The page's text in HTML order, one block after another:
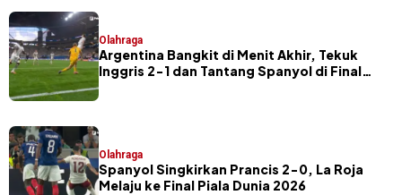
Olahraga
Argentina Bangkit di Menit Akhir, Tekuk
Inggris 2-1 dan Tantang Spanyol di Final
Olahraga
Spanyol Singkirkan Prancis 2-0, La Roja
Melaju ke Final Piala Dunia 2026